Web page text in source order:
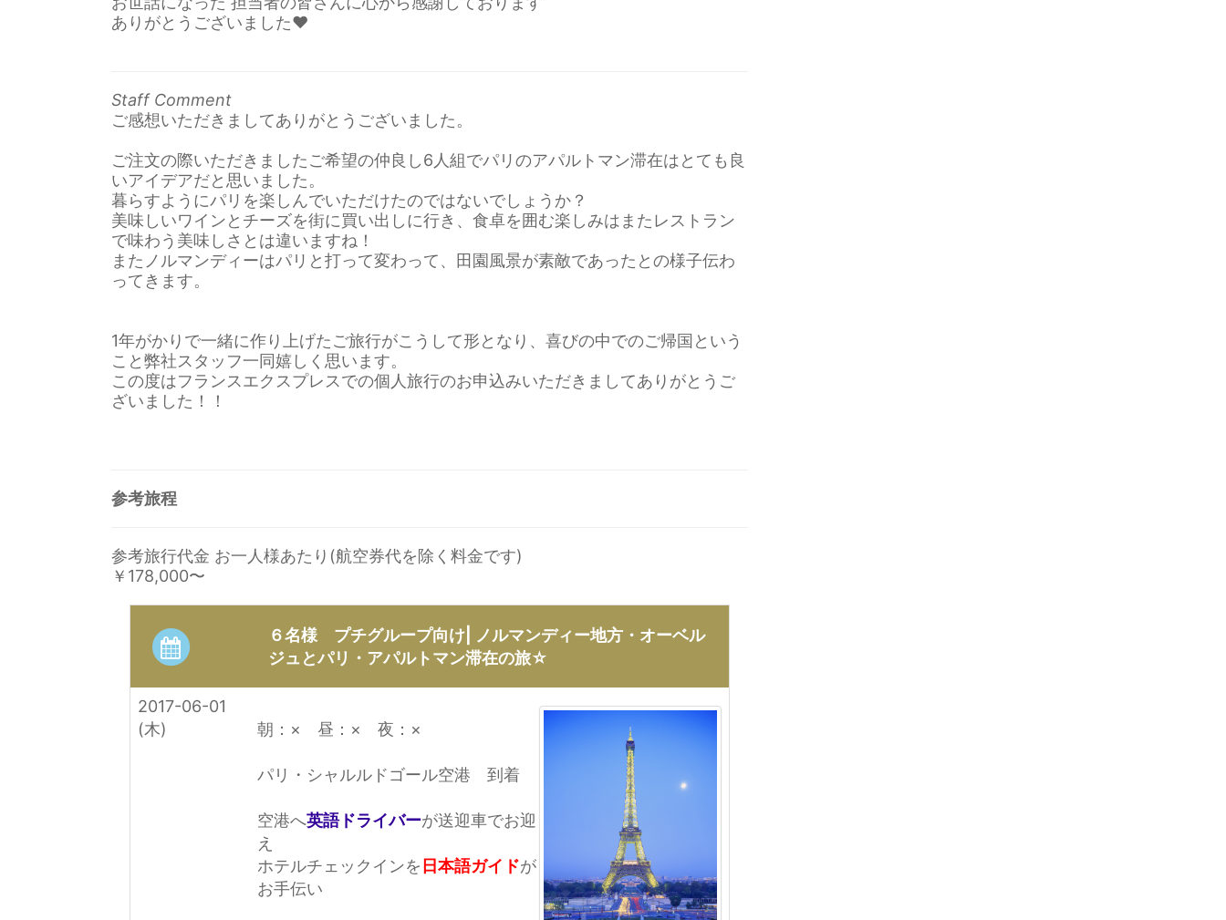
ありがとうございました❤️
Staff Comment
ご感想いただきましてありがとうございました。
ご注文の際いただきましたご希望の仲良し6人組でパリのアパルトマン滞在はとても良
いアイデアだと思いました。
暮らすようにパリを楽しんでいただけたのではないでしょうか？
美味しいワインとチーズを街に買い出しに行き、食卓を囲む楽しみはまたレストラン
で味わう美味しさとは違いますね！
またノルマンディーはパリと打って変わって、田園風景が素敵であったとの様子伝わ
ってきます。
1年がかりで一緒に作り上げたご旅行がこうして形となり、喜びの中でのご帰国という
こと弊社スタッフ一同嬉しく思います。
この度はフランスエクスプレスでの個人旅行のお申込みいただきましてありがとうご
ざいました！！
参考旅程
参考旅行代金 お一人様あたり(航空券代を除く料金です)
￥178,000〜
６名様 プチグループ向け| ノルマンディー地方・オーベル
ジュとパリ・アパルトマン滞在の旅☆
2017-06-01
(木)
朝：× 昼：× 夜：×
パリ・シャルルドゴール空港 到着
空港へ英語ドライバーが送迎車でお迎
え
ホテルチェックインを 日本語ガイドが
お手伝い